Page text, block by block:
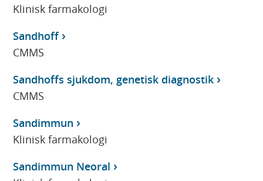
Klinisk farmakologi
Sandhoff
CMMS
Sandhoffs sjukdom, genetisk diagnostik
CMMS
Sandimmun
Klinisk farmakologi
Sandimmun Neoral